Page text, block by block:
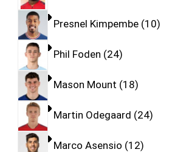
Presnel Kimpembe 10
Phil Foden 24
Mason Mount 18
Martin Odegaard 24
Marco Asensio 12